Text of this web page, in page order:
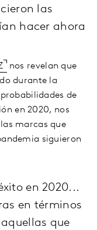
las
hacer ahora
nos revelan que
durante la
de
en 2020, nos
marcas que
siguieron
en 2020...
en términos
que